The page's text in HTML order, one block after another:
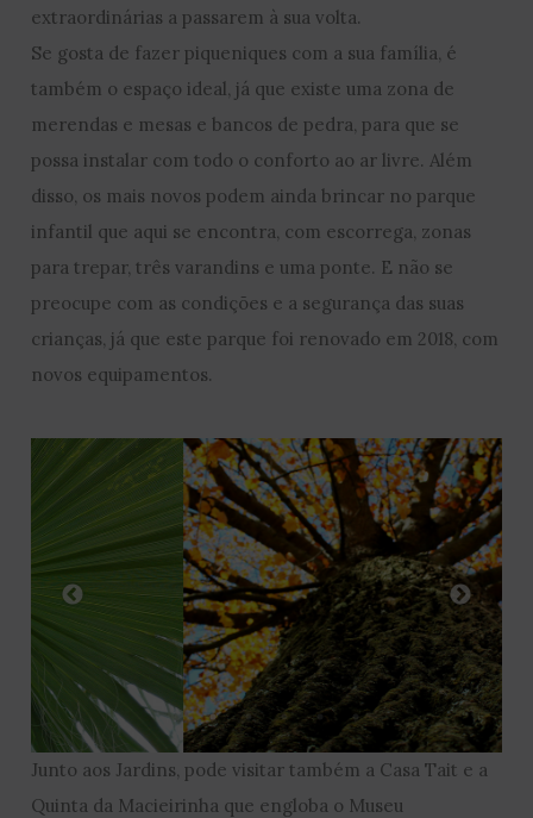
extraordinárias a passarem à sua volta.
Se gosta de fazer piqueniques com a sua família, é
também o espaço ideal, já que existe uma zona de
merendas e mesas e bancos de pedra, para que se
possa instalar com todo o conforto ao ar livre. Além
disso, os mais novos podem ainda brincar no parque
infantil que aqui se encontra, com escorrega, zonas
para trepar, três varandins e uma ponte. E não se
preocupe com as condições e a segurança das suas
crianças, já que este parque foi renovado em 2018, com
novos equipamentos.
Junto aos Jardins, pode visitar também a Casa Tait e a
Quinta da Macieirinha que engloba o Museu